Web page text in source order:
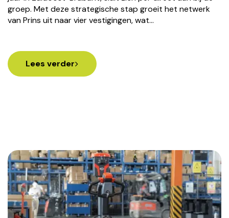
groep. Met deze strategische stap groeit het netwerk
van Prins uit naar vier vestigingen, wat…
Lees verder